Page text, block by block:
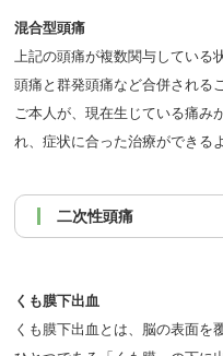
混合型頭痛
上記の頭痛が複数関与してい
頭痛と群発頭痛など合併される
ご本人が、現在生じている痛み
れ、症状に合った治療ができる
二次性頭痛
くも膜下出血
くも膜下出血とは、脳の表面を